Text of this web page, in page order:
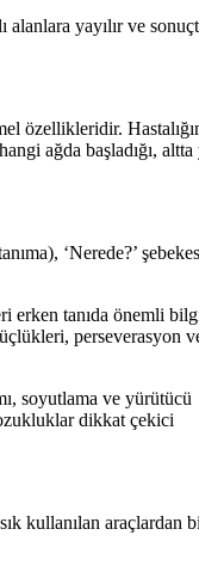
yayılır ve
özellikleridir.
ağda başladığı, altta
‘Nerede?’
erken tanıda önemli
perseverasyon
soyutlama ve yürütücü
dikkat çekici
kullanılan araçlardan